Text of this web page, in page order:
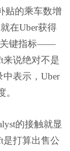
贴的乘车数增
在Uber获得
关键指标——
说绝对不是
表示，Uber
的接触就显
打算出售公